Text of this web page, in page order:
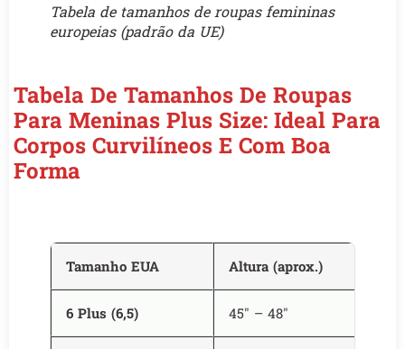
Tabela de tamanhos de roupas femininas
europeias (padrão da UE)
Tabela De Tamanhos De Roupas
Para Meninas Plus Size: Ideal Para
Corpos Curvilíneos E Com Boa
Forma
Tamanho EUA Altura (aprox.)
6 Plus (6,5) 45″ – 48″